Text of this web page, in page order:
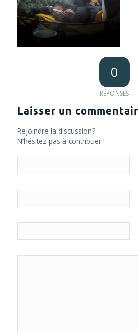
0
RÉPONSES
Laisser un
Rejoindre la discussion?
N’hésitez pas à contribuer !